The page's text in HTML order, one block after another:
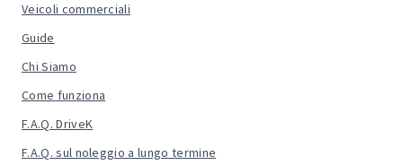
Veicoli commerciali
Guide
Chi Siamo
Come funziona
F.A.Q. DriveK
F.A.Q. sul noleggio a lungo termine